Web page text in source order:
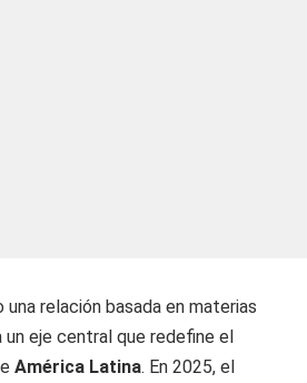
relación basada en materias
un eje central que redefine el
América Latina. En 2025, el